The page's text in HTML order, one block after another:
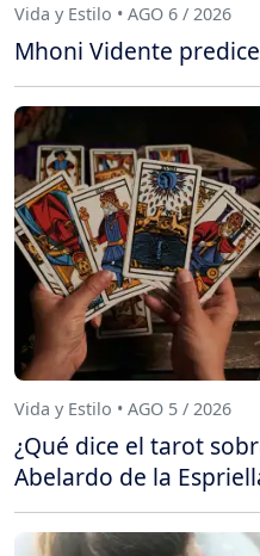
Vida y Estilo • AGO 6 / 2026
Mhoni Vidente
Vida y Estilo • AGO 5 / 2026
¿Qué dice el tarot
Abelardo de la